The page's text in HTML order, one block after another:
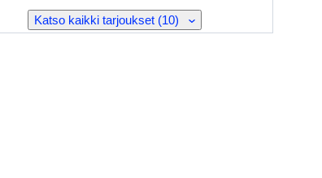
Katso kaikki tarjoukset (10)